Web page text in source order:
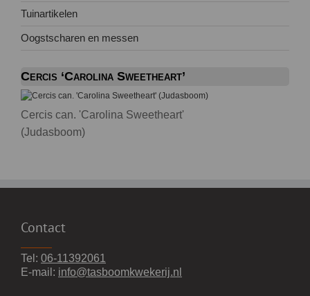
Tuinartikelen
Oogstscharen en messen
Cercis ‘Carolina Sweetheart’
Cercis can. 'Carolina Sweetheart'
(Judasboom)
Contact
Tel: 06-11392061
E-mail: info@tasboomkwekerij.nl